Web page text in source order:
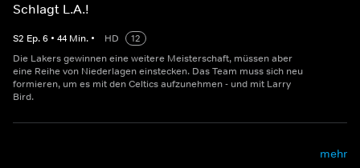
Schlagt L.A.!
S2 Ep.6 • 44 Min. • HD
12
Die Lakers gewinnen eine weitere Meisterschaft, müssen aber
eine Reihe von Niederlagen einstecken. Das Team muss sich neu
formieren, um es mit den Celtics aufzunehmen - und mit Larry
Bird.
mehr